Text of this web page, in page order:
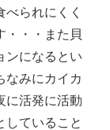
られにくく
・・・また貝
ンになるとい
なみにカイカ
に活発に活動
していること